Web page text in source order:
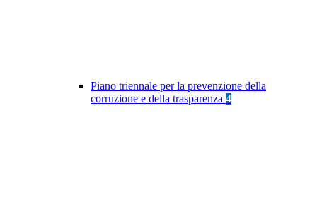
Piano triennale per la prevenzione della
corruzione e della trasparenza 4